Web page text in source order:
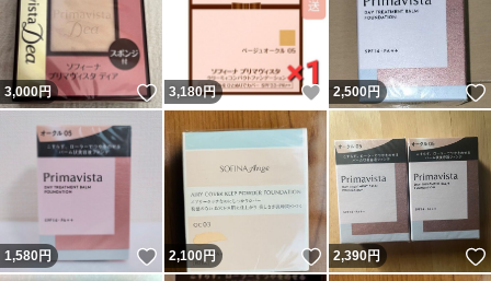
3,000円 いいね！
3,180円 いいね！
2,500円
1,580円 いいね！
2,100円 いいね！
2,390円